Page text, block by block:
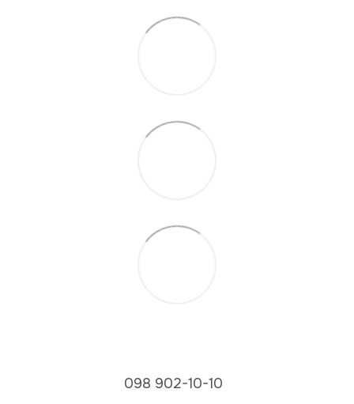
098 902-10-10